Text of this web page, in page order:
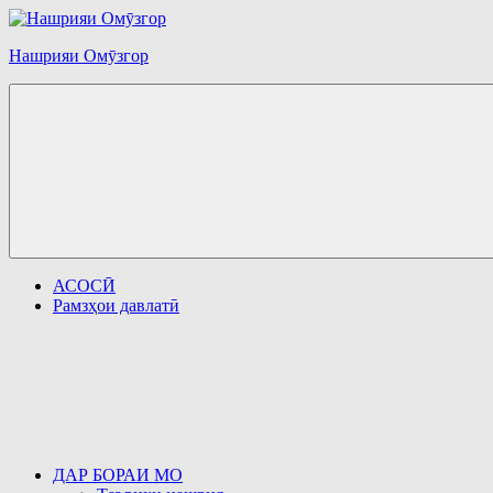
Перейти
содержимому
Нашрияи Омӯзгор
АСОСӢ
Рамзҳои давлатӣ
ДАР БОРАИ МО